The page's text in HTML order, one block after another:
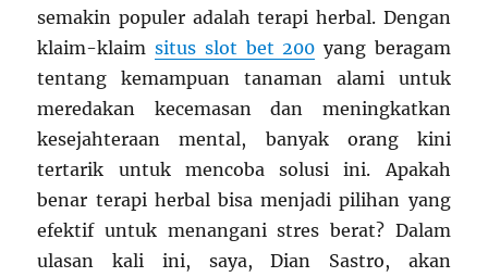
semakin populer adalah terapi herbal. Dengan
klaim-klaimsitus slot bet 200 yang beragam
tentang kemampuan tanaman alami untuk
meredakan kecemasan dan meningkatkan
kesejahteraan mental, banyak orang kini
tertarik untuk mencoba solusi ini. Apakah
benar terapi herbal bisa menjadi pilihan yang
efektif untuk menangani stres berat? Dalam
ulasan kali ini, saya, Dian Sastro, akan